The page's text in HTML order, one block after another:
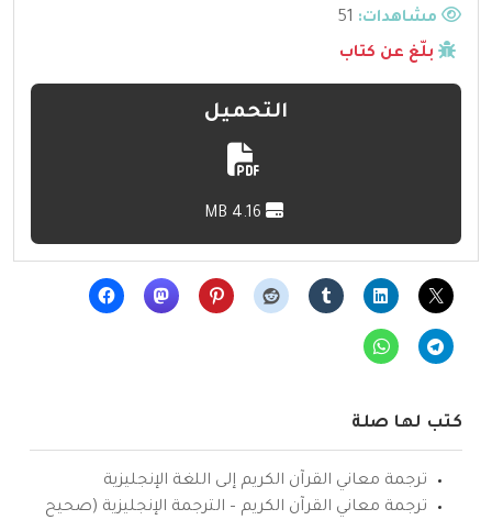
مشاهدات:
بلّغ عن كتاب
التحميل
كتب لها صلة
ترجمة معاني القرآن الكريم إلى اللغة الإنجليزية
ترجمة معاني القرآن الكريم – الترجمة الإنجليزية (صحيح